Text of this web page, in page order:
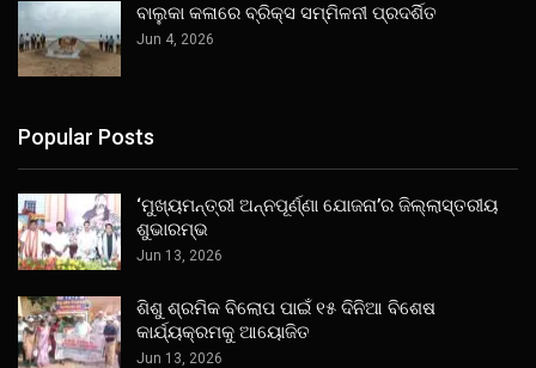
ବାଲୁକା କଳାରେ ବ୍ରିକ୍ସ ସମ୍ମିଳନୀ ପ୍ରଦର୍ଶିତ
Jun 4, 2026
Popular Posts
‘ମୁଖ୍ୟମନ୍ତ୍ରୀ ଅନ୍ନପୂର୍ଣ୍ଣା ଯୋଜନା’ର ଜିଲ୍ଲାସ୍ତରୀୟ
ଶୁଭାରମ୍ଭ
Jun 13, 2026
ଶିଶୁ ଶ୍ରମିକ ବିଲୋପ ପାଇଁ ୧୫ ଦିନିଆ ବିଶେଷ
କାର୍ଯ୍ୟକ୍ରମକୁ ଆୟୋଜିତ
Jun 13, 2026